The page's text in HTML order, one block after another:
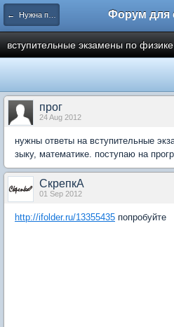
← Нужна помощь
вступительные экзамены по
прог
24 Aug 2012
нужны ответы на вступительные
зыку, математике. поступаю на
СкрепкА
01 Sep 2012
http://ifolder.ru/13355435 попробуйте